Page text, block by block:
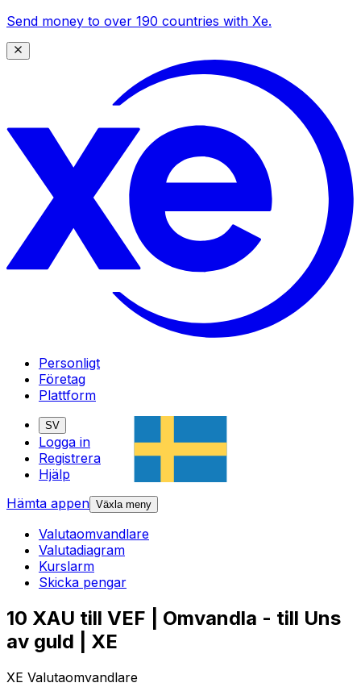
Send money to over 190 countries with Xe.
Personligt
Företag
Plattform
SV
Logga in
Registrera
Hjälp
Hämta appen Växla meny
Valutaomvandlare
Valutadiagram
Kurslarm
Skicka pengar
10 XAU till VEF | Omvandla - till Uns
av guld | XE
XE Valutaomvandlare